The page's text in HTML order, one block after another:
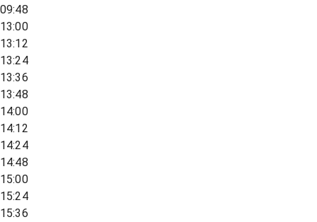
09:48
13:00
13:12
13:24
13:36
13:48
14:00
14:12
14:24
14:48
15:00
15:24
15:36